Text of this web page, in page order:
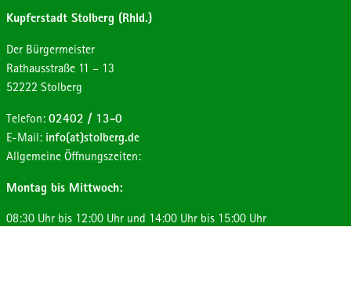
Kupferstadt Stolberg (Rhld.)
Der Bürgermeister
Strasse:
Rathausstraße Hausnummer:
11 – 13
Postleitzahl:
52222 Ort:
Stolberg
Telefon: 02402 / 13-0
E-Mail: info(at)stolberg.de
Allgemeine Öffnungszeiten:
Montag bis Mittwoch:
08:30 Uhr bis 12:00 Uhr und 14:00 Uhr bis 15:00 Uhr